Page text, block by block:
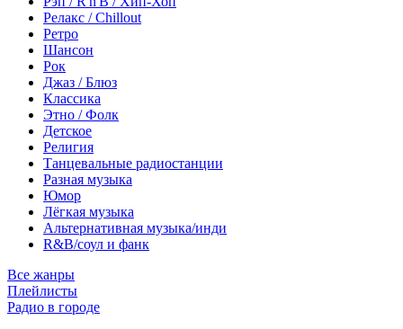
Релакс / Chillout
Ретро
Шансон
Рок
Джаз / Блюз
Классика
Этно / Фолк
Детское
Религия
Танцевальные радиостанции
Разная музыка
Юмор
Лёгкая музыка
Альтернативная музыка/инди
R&B/cоул и фанк
Все жанры
Плейлисты
Радио в городе